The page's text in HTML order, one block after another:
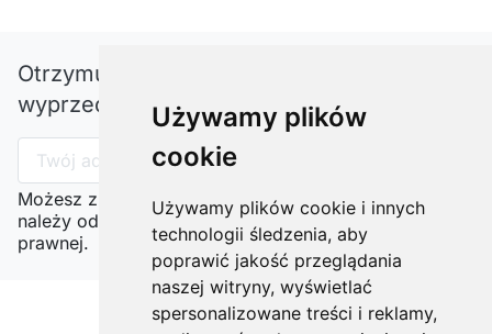
Używamy plików
cookie
Używamy plików cookie i innych
technologii śledzenia, aby
poprawić jakość przeglądania
naszej witryny, wyświetlać
spersonalizowane treści i reklamy,
Otrzymuj informację o nowościach i
wyprzedażach
Możesz zrezygnować w każdej chwili. W tym celu
należy odnaleźć szczegóły w naszej informacji
prawnej.